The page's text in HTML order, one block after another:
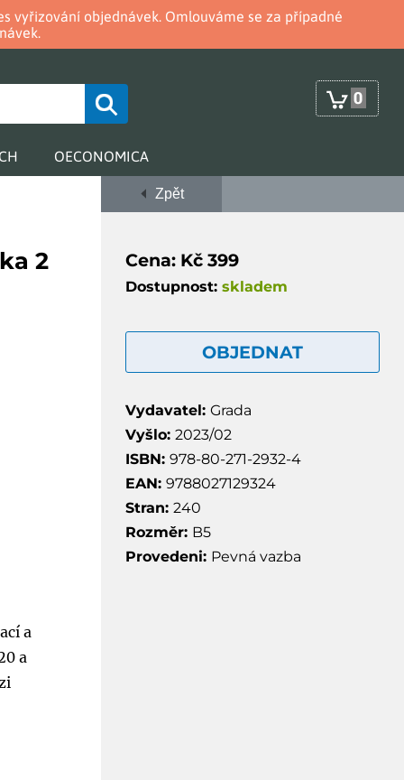
vyřizování objednávek. Omlouváme se za případné
0
OECONOMICA
2
Zpět
Cena: Kč 399
Dostupnost: skladem
OBJEDNAT
Vydavatel: Grada
Vyšlo: 2023/02
ISBN: 978-80-271-2932-4
EAN: 9788027129324
Stran: 240
Rozměr: B5
Provedeni: Pevná vazba
a
a